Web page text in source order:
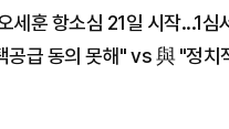
세훈 항소심 21일 시작...1심
공급 동의 못해" vs 與 "정치